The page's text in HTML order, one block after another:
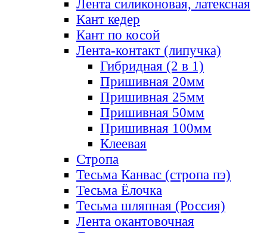
Лента силиконовая, латексная
Кант кедер
Кант по косой
Лента-контакт (липучка)
Гибридная (2 в 1)
Пришивная 20мм
Пришивная 25мм
Пришивная 50мм
Пришивная 100мм
Клеевая
Стропа
Тесьма Канвас (стропа пэ)
Тесьма Ёлочка
Тесьма шляпная (Россия)
Лента окантовочная